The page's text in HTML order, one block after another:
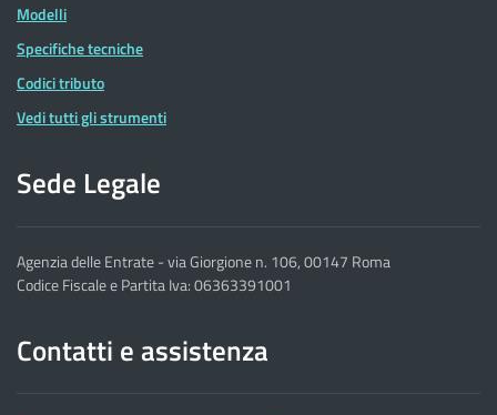
Modelli
Specifiche tecniche
Codici tributo
Vedi tutti gli strumenti
Sede Legale
Agenzia delle Entrate - via Giorgione n. 106, 00147 Roma
Codice Fiscale e Partita Iva: 06363391001
Contatti e assistenza